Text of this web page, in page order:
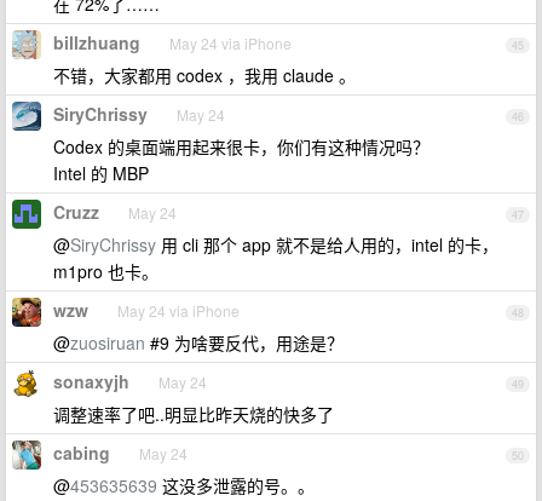
45
billzhuang May 24 via iPhone
不错，大家都用 codex ，我用 claude 。
46
SiryChrissy May 24
Codex 的桌面端用起来很卡，你们有这种情况吗？
Intel 的 MBP
47
Cruzz May 24
@SiryChrissy 用 cli 那个 app 就不是给人用的，intel 的卡，
m1pro 也卡。
48
wzw May 24 via iPhone
@zuosiruan #9 为啥要反代，用途是？
49
sonaxyjh May 24
调整速率了吧..明显比昨天烧的快多了
50
cabing May 24
@453635639 这没多泄露的号。。